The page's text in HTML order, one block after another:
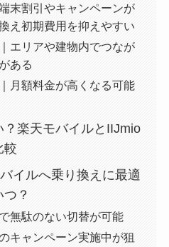
末割引やキャンペーンが
え初期費用を抑えやすい
エリアや建物内でつなが
ある
月額料金が高くなる可能
楽天モバイルとIIJmio
較
イルへ乗り換えに最適
？
無駄のない切替が可能
キャンペーン実施中が狙